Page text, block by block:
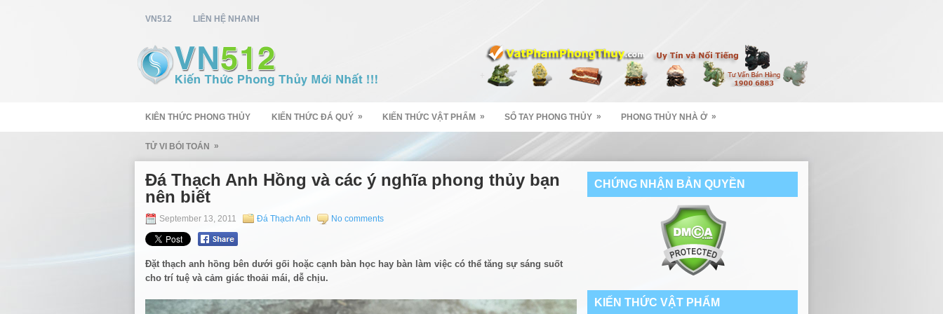
VN512 LIÊN HỆ NHANH
KIÊN THỨC PHONG THỦY KIẾN THỨC ĐÁ QUÝ » KIẾN THỨC VẬT PHẨM » SỔ TAY PHONG THỦY » PHONG THỦY NHÀ Ở »
TỬ VI BÓI TOÁN »
Đá Thạch Anh Hồng và các ý nghĩa phong thủy bạn
nên biết
September 13, 2011 Đá Thạch Anh No comments
Đặt thạch anh hồng bên dưới gối hoặc cạnh bàn học hay bàn làm việc có thể tăng sự sáng suốt
cho trí tuệ và cảm giác thoải mái, dễ chịu.
CHỨNG NHẬN BẢN QUYỀN
KIẾN THỨC VẬT PHẨM